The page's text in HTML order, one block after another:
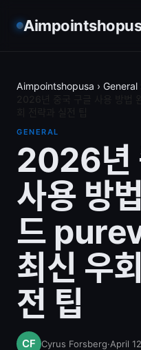
Aimpointshopusa › General
GENERAL
2026년
사용 방
드
최신 우
전 팁
Cyrus Forsberg·April